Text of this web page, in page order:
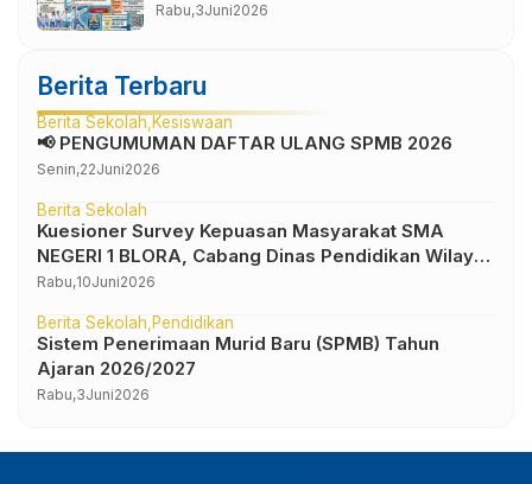
Rabu,3Juni2026
Berita Terbaru
Berita Sekolah Kesiswaan
📢 PENGUMUMAN DAFTAR ULANG SPMB 2026
Senin,22Juni2026
Berita Sekolah
Kuesioner Survey Kepuasan Masyarakat SMA
NEGERI 1 BLORA, Cabang Dinas Pendidikan Wilayah
IV
Rabu,10Juni2026
Berita Sekolah Pendidikan
Sistem Penerimaan Murid Baru (SPMB) Tahun
Ajaran 2026/2027
Rabu,3Juni2026